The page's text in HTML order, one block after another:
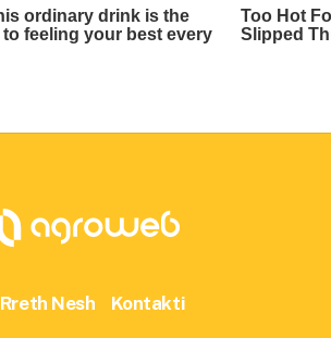
Rreth Nesh Kontakti